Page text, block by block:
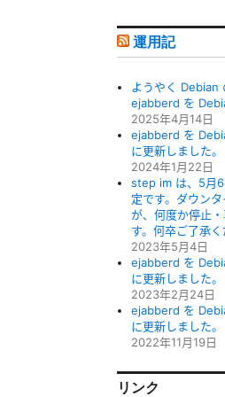
運用記
ようやく Debian
ejabberd を
2025年4月14日
ejabberd を
に更新しました。
2024年1月22日
step im は、5月6
定です。ダウン
が、何度か停止
す。何卒ご了承く
2023年5月4日
ejabberd を
に更新しました。
2023年2月24日
ejabberd を
に更新しました。
2022年11月19日
リンク